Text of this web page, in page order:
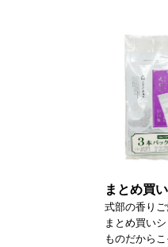
まとめ買い
式部の香り
まとめ買い
ものだから